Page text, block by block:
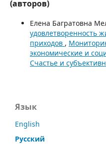
(авторов)
Елена Багратовна
удовлетворенность
приходов ,
экономические и
Счастье и
Язык
English
Русский